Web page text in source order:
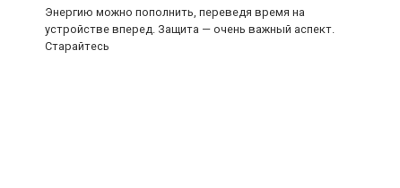
Энергию можно пополнить, переведя время на
устройстве вперед. Защита — очень важный аспект.
Старайтесь